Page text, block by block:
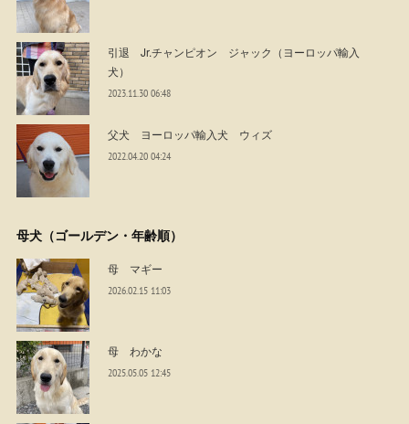
引退 Jr.チャンピオン ジャック（ヨーロッパ輸入
犬）
2023.11.30 06:48
父犬 ヨーロッパ輸入犬 ウィズ
2022.04.20 04:24
母犬（ゴールデン・年齢順）
母 マギー
2026.02.15 11:03
母 わかな
2025.05.05 12:45